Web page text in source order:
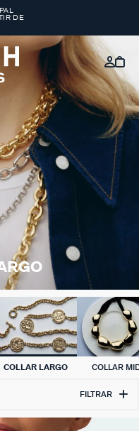
DE
COLLAR LARGO COLLAR
FILTRAR